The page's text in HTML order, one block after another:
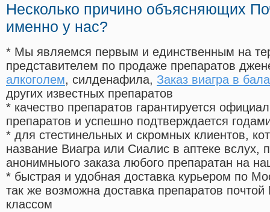
Несколько причино объясняющих
именно у нас?
* Мы являемся первым и единственным на
представителем по продаже препаратов
алкоголем, силденафила, Заказ виагра в
других известных препаратов
* качество препаратов гарантируется
препаратов и успешно подтверждается
* для стестинельных и скромных клиентов,
название Виагра или Сиалис в аптеке вслух,
анонимныого заказа любого препаратан на
* быстрая и удобная доставка курьером по
так же возможна доставка препаратов
классом